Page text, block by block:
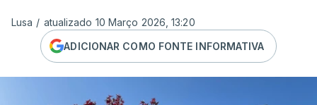
Lusa / atualizado 10 Março 2026, 13:20
ADICIONAR COMO FONTE INFORMATIVA